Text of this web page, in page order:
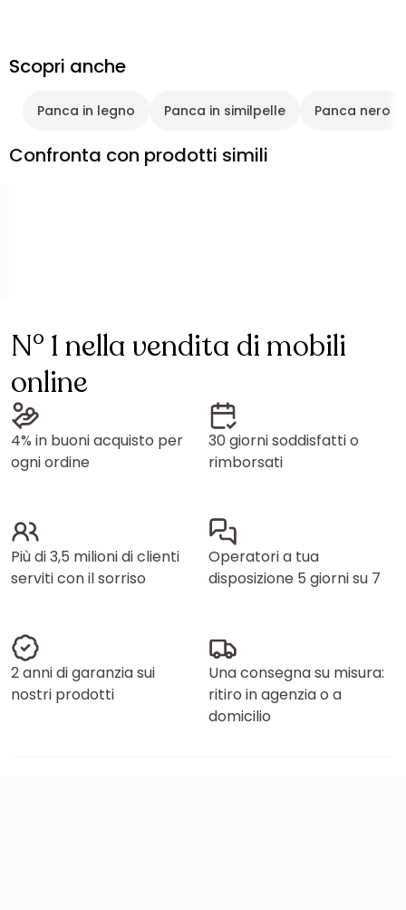
Scopri anche
Panca in legno Panca in similpelle Panca nero
Confronta con prodotti simili
N° 1 nella vendita di mobili
online
4% in buoni acquisto per
ogni ordine
30 giorni soddisfatti o
rimborsati
Più di 3,5 milioni di clienti
serviti con il sorriso
Operatori a tua
disposizione 5 giorni su 7
2 anni di garanzia sui
nostri prodotti
Una consegna su misura:
ritiro in agenzia o a
domicilio